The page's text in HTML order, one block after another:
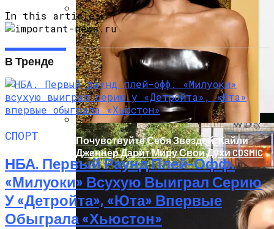
В Николаеве Во Время Задержания
Умер 29-Летний Мужчина
Почувствуйте Себя Звездой: Кайли
Дженнер Дарит Миру Свои Духи COSMIC
In this article:
В Тренде
СПОРТ
НБА. Первый Раунд Плей-Офф.
«Милуоки» Всухую Выиграл Серию
У «Детройта», «Юта» Впервые
Обыграла «Хьюстон»